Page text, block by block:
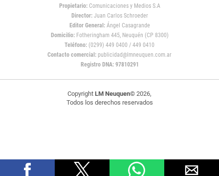
Propietario:Comunicaciones y Medios S.A
Director: Juan Carlos Schroeder
Editor General:Ángel Casagrande
Domicilio:Fotheringham 445, Neuquén (CP 8300)
Teléfono: (0299) 449 0400 / 449 0410
Contacto comercial: publicidad@lmneuquen.com.ar
Registro DNA: 97810291
Copyright LM Neuquen© 2026,
Todos los derechos reservados